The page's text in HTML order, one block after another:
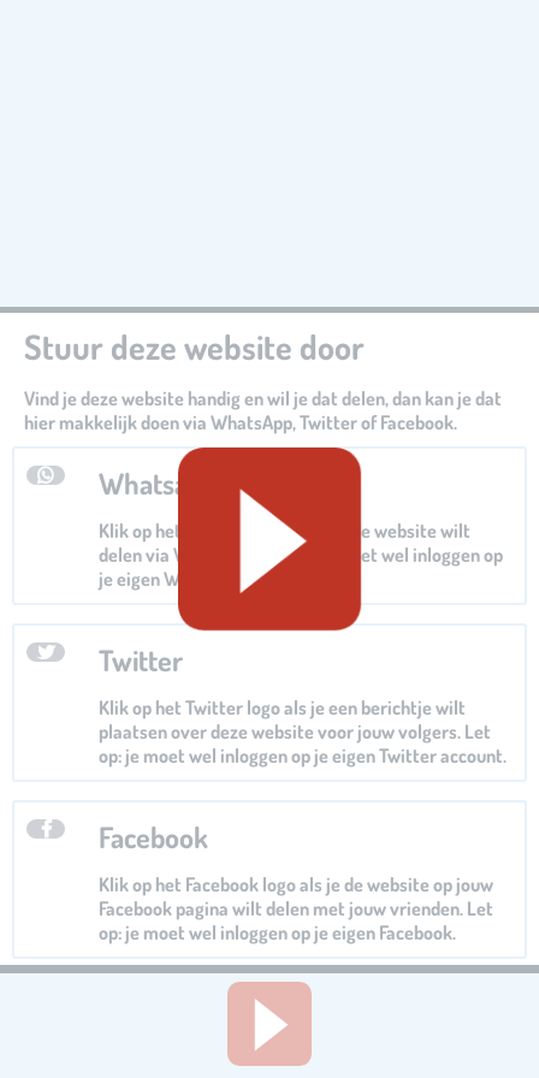
Stuur deze website door
Vind je deze website handig en wil je dat delen, dan kan je dat
hier makkelijk doen via WhatsApp, Twitter of Facebook.
Whatsapp
Klik op het Whatsapp logo als je de website wilt
delen via Whatsapp. Let op: je moet wel inloggen op
je eigen Whatsapp.
Twitter
Klik op het Twitter logo als je een berichtje wilt
plaatsen over deze website voor jouw volgers. Let
op: je moet wel inloggen op je eigen Twitter account.
Facebook
Klik op het Facebook logo als je de website op jouw
Facebook pagina wilt delen met jouw vrienden. Let
op: je moet wel inloggen op je eigen Facebook.